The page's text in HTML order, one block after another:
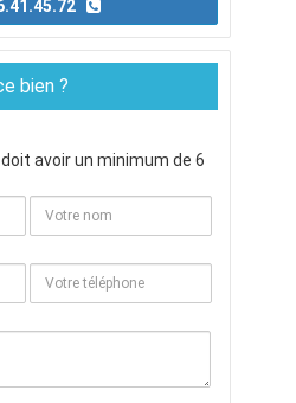
bien ?
avoir un minimum de 6